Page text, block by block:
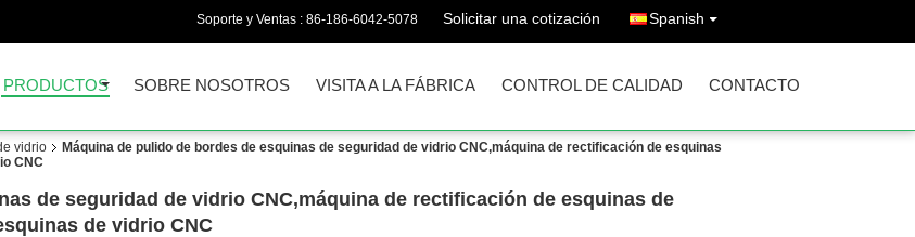
Soporte y Ventas : 86-186-6042-5078 Solicitar una cotización Spanish
PRODUCTOS SOBRE NOSOTROS VISITA A LA FÁBRICA CONTROL DE CALIDAD CONTACTO
vidrio
Máquina de pulido de bordes de esquinas de seguridad de vidrio CNC,máquina de rectificación de esquinas
CNC
de seguridad de vidrio CNC,máquina de rectificación de esquinas de
de vidrio CNC